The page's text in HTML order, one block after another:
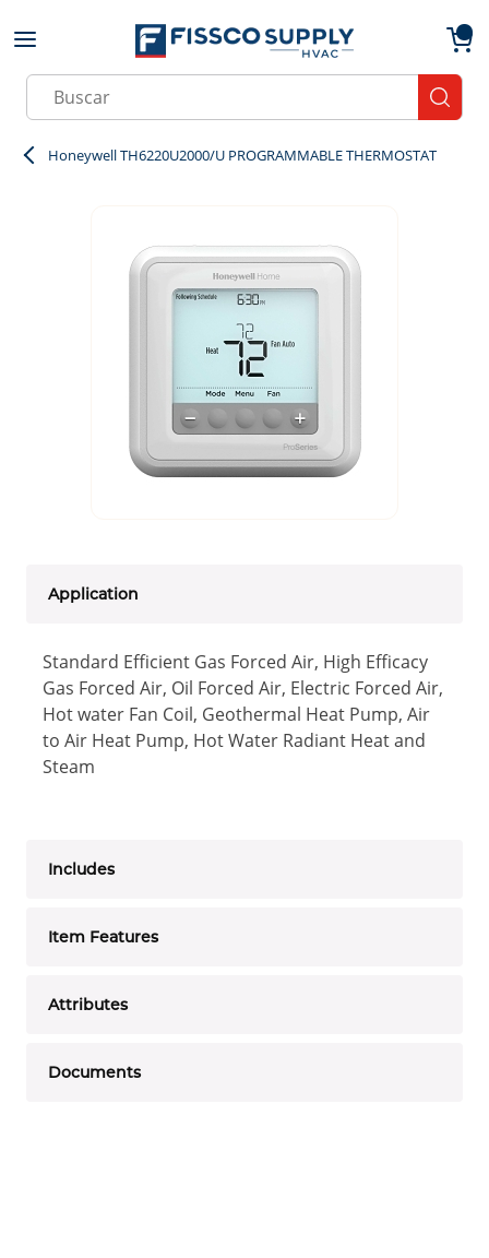
Skip to main content
Site Search
Honeywell TH6220U2000/U PROGRAMMABLE THERMOSTAT
Application
Standard Efficient Gas Forced Air, High Efficacy
Gas Forced Air, Oil Forced Air, Electric Forced Air,
Hot water Fan Coil, Geothermal Heat Pump, Air
to Air Heat Pump, Hot Water Radiant Heat and
Steam
Includes
Item Features
Attributes
Documents